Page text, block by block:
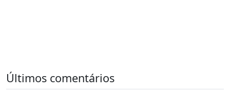
Últimos comentários